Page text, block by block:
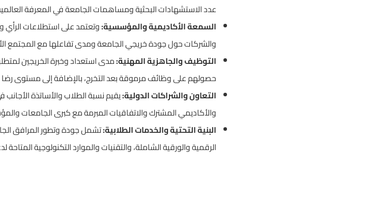
عدد الاستشهادات البحثية ومساهمات الجامعة في المعرفة
السمعة الأكاديمية والمؤسسية:وتعتمد على استطلاعات الرأي
والشركات حول جودة خريجي الجامعة ومدى تفاعلها مع المجتمع
التوظيف والجاهزية المهنية:مدى استعداد وخبرة الخريجين
حصولهم على وظائف مرموقة بعد التخرج، بالإضافة إلى مستوى رضا
التعاون والشراكات الدولية:يقيم نسبة الطلاب والأساتذة
والأكاديمي المشترك والاتفاقيات المبرمة مع كبرى الجامعات
البنية التحتية والخدمات الطلابية:تشمل جودة وتطور المرافق
الرقمية والورقية الشاملة، والتقنيات والموارد التكنولوجية المتاحة